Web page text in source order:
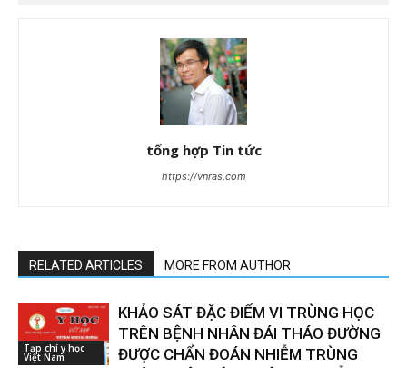
tổng hợp Tin tức
https://vnras.com
RELATED ARTICLES MORE FROM AUTHOR
Tạp chí y học
Việt Nam
KHẢO SÁT ĐẶC ĐIỂM VI TRÙNG HỌC
TRÊN BỆNH NHÂN ĐÁI THÁO ĐƯỜNG
ĐƯỢC CHẨN ĐOÁN NHIỄM TRÙNG